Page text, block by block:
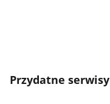
Przydatne serwisy